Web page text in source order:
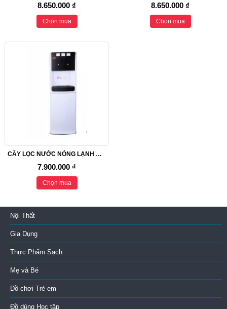
8.650.000 ₫
Chọn mua
8.650.000 ₫
Chọn mua
CÂY LỌC NƯỚC NÓNG LẠNH ẤM NYK 203A
7.900.000 ₫
Chọn mua
Nội Thất
Gia Dụng
Thực Phẩm Sạch
Mẹ và Bé
Đồ chơi Trẻ em
Đồ dùng Học tập